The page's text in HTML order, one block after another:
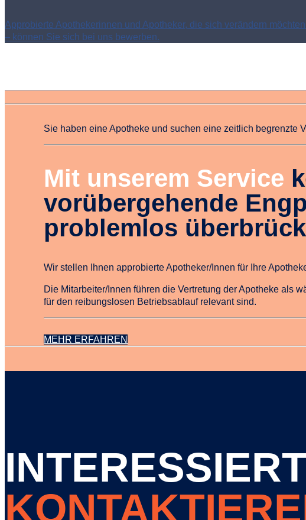
Approbierte Apothekerinnen und Apotheker, die sich verändern
– können Sie sich bei uns bewerben.
Sie haben eine Apotheke und suchen eine zeitlich begrenzte
Mit unserem Service
vorübergehende
problemlos
Wir stellen Ihnen approbierte Apotheker/Innen für Ihre
Die Mitarbeiter/Innen führen die Vertretung der Apotheke als
für den reibungslosen Betriebsablauf relevant sind.
MEHR ERFAHREN